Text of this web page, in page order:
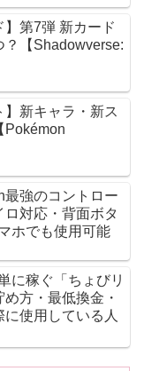
】第7弾 新カード
？【Shadowverse:
】新キャラ・新ス
Pokémon
最強のコントロー
対応・背面ボタ
ホでも使用可能
に稼ぐ「ちょびリ
方・最低換金・
使用している人